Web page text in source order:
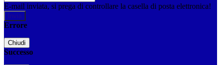
E-mail inviata, si prega di controllare la casella di posta elettronica!
Errore
Chiudi
Successo